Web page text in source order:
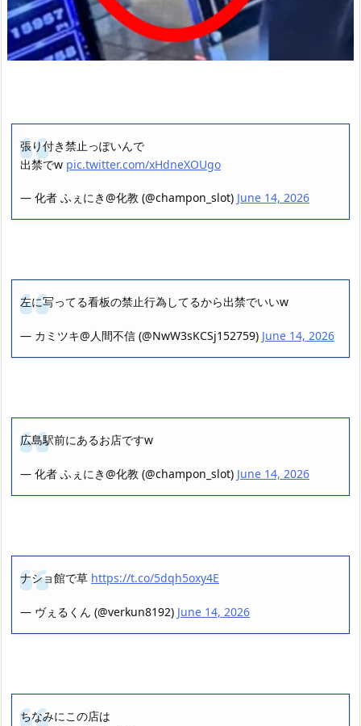
張り付き禁止っぽいんで
出禁でw pic.twitter.com/xHdneXOUgo
— 化者 ふぇにき@化教 (@champon_slot) June 14, 2026
左に写ってる看板の禁止行為してるから出禁でいいw
— カミツキ@人間不信 (@NwW3sKCSj152759) June 14, 2026
広島駅前にあるお店ですw
— 化者 ふぇにき@化教 (@champon_slot) June 14, 2026
ナショ館で草 https://t.co/5dqh5oxy4E
— ヴぇるくん (@verkun8192) June 14, 2026
ちなみにこの店は